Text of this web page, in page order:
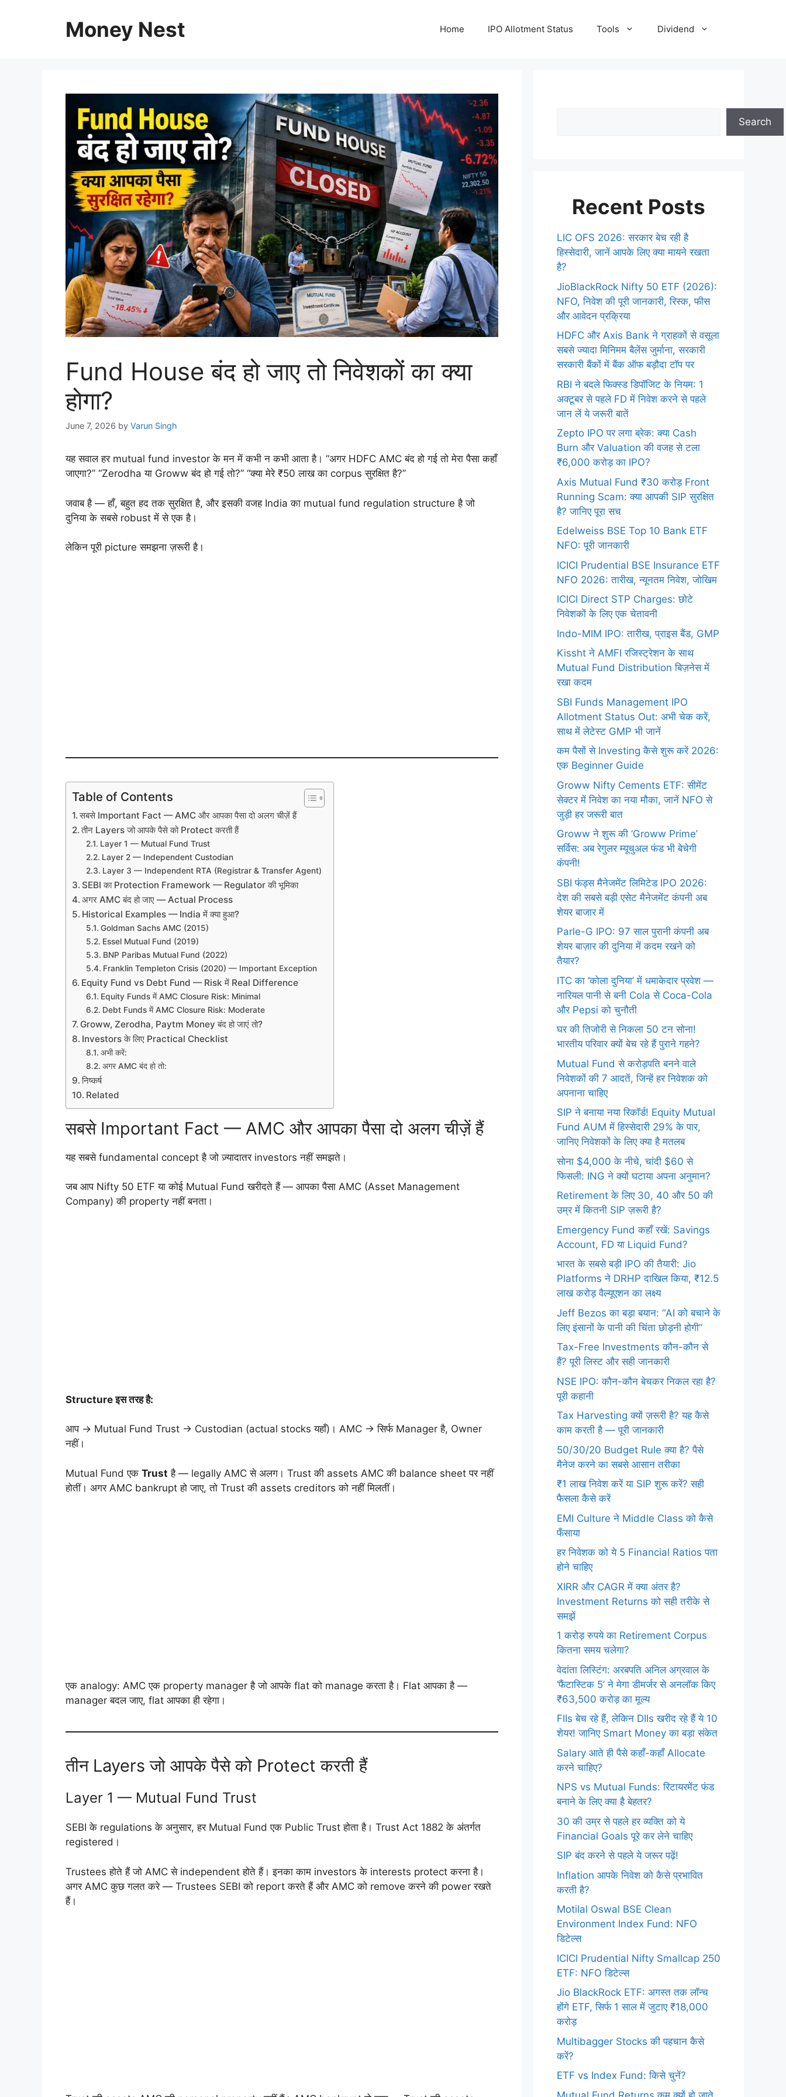
Money Nest Home IPO Allotment Status Tools Dividend
Fund House बंद हो जाए तो निवेशकों का क्या
होगा?
June 7, 2026 by Varun Singh
यह सवाल हर mutual fund investor के मन में कभी न कभी आता है। “अगर HDFC AMC बंद हो गई तो मेरा पैसा कहाँ
जाएगा?” “Zerodha या Groww बंद हो गई तो?” “क्या मेरे ₹50 लाख का corpus सुरक्षित है?”
जवाब है — हाँ, बहुत हद तक सुरक्षित है, और इसकी वजह India का mutual fund regulation structure है जो
दुनिया के सबसे robust में से एक है।
लेकिन पूरी picture समझना ज़रूरी है।
Table of Contents
सबसे Important Fact — AMC और आपका पैसा दो अलग चीज़ें हैं
तीन Layers जो आपके पैसे को Protect करती हैं
Layer 1 — Mutual Fund Trust
Layer 2 — Independent Custodian
Layer 3 — Independent RTA (Registrar & Transfer Agent)
SEBI का Protection Framework — Regulator की भूमिका
अगर AMC बंद हो जाए — Actual Process
Historical Examples — India में क्या हुआ?
Goldman Sachs AMC (2015)
Essel Mutual Fund (2019)
BNP Paribas Mutual Fund (2022)
Franklin Templeton Crisis (2020) — Important Exception
Equity Fund vs Debt Fund — Risk में Real Difference
Equity Funds में AMC Closure Risk: Minimal
Debt Funds में AMC Closure Risk: Moderate
Groww, Zerodha, Paytm Money बंद हो जाएं तो?
Investors के लिए Practical Checklist
अभी करें:
अगर AMC बंद हो तो:
निष्कर्ष
Related
सबसे Important Fact — AMC और आपका पैसा दो अलग चीज़ें हैं
यह सबसे fundamental concept है जो ज़्यादातर investors नहीं समझते।
जब आप Nifty 50 ETF या कोई Mutual Fund खरीदते हैं — आपका पैसा AMC (Asset Management
Company) की property नहीं बनता।
Structure इस तरह है:
आप → Mutual Fund Trust → Custodian (actual stocks यहाँ)। AMC → सिर्फ Manager है, Owner
नहीं।
Mutual Fund एक Trust है — legally AMC से अलग। Trust की assets AMC की balance sheet पर नहीं
होतीं। अगर AMC bankrupt हो जाए, तो Trust की assets creditors को नहीं मिलतीं।
एक analogy: AMC एक property manager है जो आपके flat को manage करता है। Flat आपका है —
manager बदल जाए, flat आपका ही रहेगा।
तीन Layers जो आपके पैसे को Protect करती हैं
Layer 1 — Mutual Fund Trust
SEBI के regulations के अनुसार, हर Mutual Fund एक Public Trust होता है। Trust Act 1882 के अंतर्गत
registered।
Trustees होते हैं जो AMC से independent होते हैं। इनका काम investors के interests protect करना है।
अगर AMC कुछ गलत करे — Trustees SEBI को report करते हैं और AMC को remove करने की power रखते
हैं।
Search
Recent Posts
LIC OFS 2026: सरकार बेच रही है
हिस्सेदारी, जानें आपके लिए क्या मायने रखता
है?
JioBlackRock Nifty 50 ETF (2026):
NFO, निवेश की पूरी जानकारी, रिस्क, फीस
और आवेदन प्रक्रिया
HDFC और Axis Bank ने ग्राहकों से वसूला
सबसे ज्यादा मिनिमम बैलेंस जुर्माना, सरकारी
सरकारी बैंकों में बैंक ऑफ बड़ौदा टॉप पर
RBI ने बदले फिक्स्ड डिपॉजिट के नियम: 1
अक्टूबर से पहले FD में निवेश करने से पहले
जान लें ये जरूरी बातें
Zepto IPO पर लगा ब्रेक: क्या Cash
Burn और Valuation की वजह से टला
₹6,000 करोड़ का IPO?
Axis Mutual Fund ₹30 करोड़ Front
Running Scam: क्या आपकी SIP सुरक्षित
है? जानिए पूरा सच
Edelweiss BSE Top 10 Bank ETF
NFO: पूरी जानकारी
ICICI Prudential BSE Insurance ETF
NFO 2026: तारीख, न्यूनतम निवेश, जोखिम
ICICI Direct STP Charges: छोटे
निवेशकों के लिए एक चेतावनी
Indo-MIM IPO: तारीख, प्राइस बैंड, GMP
Kissht ने AMFI रजिस्ट्रेशन के साथ
Mutual Fund Distribution बिज़नेस में
रखा कदम
SBI Funds Management IPO
Allotment Status Out: अभी चेक करें,
साथ में लेटेस्ट GMP भी जानें
कम पैसों से Investing कैसे शुरू करें 2026:
एक Beginner Guide
Groww Nifty Cements ETF: सीमेंट
सेक्टर में निवेश का नया मौका, जानें NFO से
जुड़ी हर जरूरी बात
Groww ने शुरू की ‘Groww Prime’
सर्विस: अब रेगुलर म्यूचुअल फंड भी बेचेगी
कंपनी!
SBI फंड्स मैनेजमेंट लिमिटेड IPO 2026:
देश की सबसे बड़ी एसेट मैनेजमेंट कंपनी अब
शेयर बाजार में
Parle-G IPO: 97 साल पुरानी कंपनी अब
शेयर बाज़ार की दुनिया में कदम रखने को
तैयार?
ITC का ‘कोला दुनिया’ में धमाकेदार प्रवेश —
नारियल पानी से बनी Cola से Coca-Cola
और Pepsi को चुनौती
घर की तिजोरी से निकला 50 टन सोना!
भारतीय परिवार क्यों बेच रहे हैं पुराने गहने?
Mutual Fund से करोड़पति बनने वाले
निवेशकों की 7 आदतें, जिन्हें हर निवेशक को
अपनाना चाहिए
SIP ने बनाया नया रिकॉर्ड! Equity Mutual
Fund AUM में हिस्सेदारी 29% के पार,
जानिए निवेशकों के लिए क्या है मतलब
सोना $4,000 के नीचे, चांदी $60 से
फिसली: ING ने क्यों घटाया अपना अनुमान?
Retirement के लिए 30, 40 और 50 की
उम्र में कितनी SIP ज़रूरी है?
Emergency Fund कहाँ रखें: Savings
Account, FD या Liquid Fund?
भारत के सबसे बड़ी IPO की तैयारी: Jio
Platforms ने DRHP दाखिल किया, ₹12.5
लाख करोड़ वैल्यूएशन का लक्ष्य
Jeff Bezos का बड़ा बयान: “AI को बचाने के
लिए इंसानों के पानी की चिंता छोड़नी होगी”
Tax-Free Investments कौन-कौन से
हैं? पूरी लिस्ट और सही जानकारी
NSE IPO: कौन-कौन बेचकर निकल रहा है?
पूरी कहानी
Tax Harvesting क्यों ज़रूरी है? यह कैसे
काम करती है — पूरी जानकारी
50/30/20 Budget Rule क्या है? पैसे
मैनेज करने का सबसे आसान तरीका
₹1 लाख निवेश करें या SIP शुरू करें? सही
फैसला कैसे करें
EMI Culture ने Middle Class को कैसे
फँसाया
हर निवेशक को ये 5 Financial Ratios पता
होने चाहिए
XIRR और CAGR में क्या अंतर है?
Investment Returns को सही तरीके से
समझें
1 करोड़ रुपये का Retirement Corpus
कितना समय चलेगा?
वेदांता लिस्टिंग: अरबपति अनिल अग्रवाल के
‘फैंटास्टिक 5’ ने मेगा डीमर्जर से अनलॉक किए
₹63,500 करोड़ का मूल्य
FIIs बेच रहे हैं, लेकिन DIIs खरीद रहे हैं ये 10
शेयर! जानिए Smart Money का बड़ा संकेत
Salary आते ही पैसे कहाँ-कहाँ Allocate
करने चाहिए?
NPS vs Mutual Funds: रिटायरमेंट फंड
बनाने के लिए क्या है बेहतर?
30 की उम्र से पहले हर व्यक्ति को ये
Financial Goals पूरे कर लेने चाहिए
SIP बंद करने से पहले ये जरूर पढ़ें!
Inflation आपके निवेश को कैसे प्रभावित
करती है?
Motilal Oswal BSE Clean
Environment Index Fund: NFO
डिटेल्स
ICICI Prudential Nifty Smallcap 250
ETF: NFO डिटेल्स
Jio BlackRock ETF: अगस्त तक लॉन्च
होंगे ETF, सिर्फ 1 साल में जुटाए ₹18,000
करोड़
Multibagger Stocks की पहचान कैसे
करें?
ETF vs Index Fund: किसे चुनें?